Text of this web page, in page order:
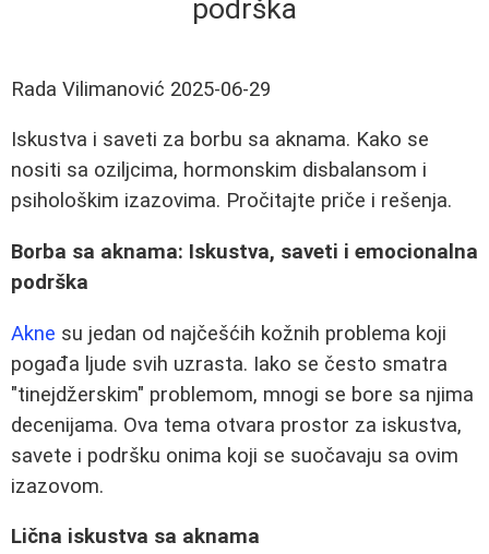
podrška
Rada Vilimanović 2025-06-29
Iskustva i saveti za borbu sa aknama. Kako se
nositi sa oziljcima, hormonskim disbalansom i
psihološkim izazovima. Pročitajte priče i rešenja.
Borba sa aknama: Iskustva, saveti i emocionalna
podrška
Akne su jedan od najčešćih kožnih problema koji
pogađa ljude svih uzrasta. Iako se često smatra
"tinejdžerskim" problemom, mnogi se bore sa njima
decenijama. Ova tema otvara prostor za iskustva,
savete i podršku onima koji se suočavaju sa ovim
izazovom.
Lična iskustva sa aknama